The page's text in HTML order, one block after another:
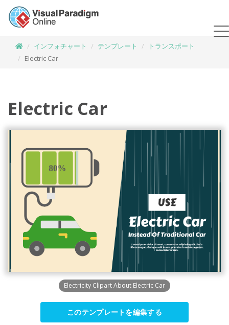
インフォチャート テンプレート
トランスポート
Electric Car
Electric Car
Electricity Clipart About Electric Car
このテンプレートを編集する